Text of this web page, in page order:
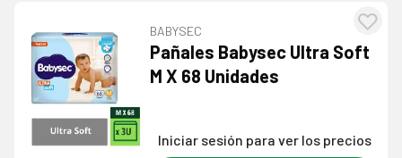
de
BABYSEC
Pañales Babysec Ultra Soft
M X 68 Unidades
Iniciar sesión para ver los precios